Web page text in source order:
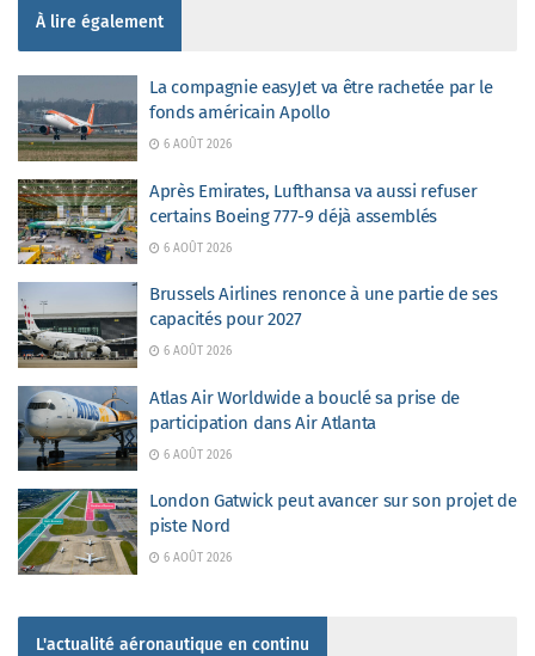
À lire également
La compagnie easyJet va être rachetée par le
fonds américain Apollo
6 AOÛT 2026
Après Emirates, Lufthansa va aussi refuser
certains Boeing 777-9 déjà assemblés
6 AOÛT 2026
Brussels Airlines renonce à une partie de ses
capacités pour 2027
6 AOÛT 2026
Atlas Air Worldwide a bouclé sa prise de
participation dans Air Atlanta
6 AOÛT 2026
London Gatwick peut avancer sur son projet de
piste Nord
6 AOÛT 2026
L'actualité aéronautique en continu